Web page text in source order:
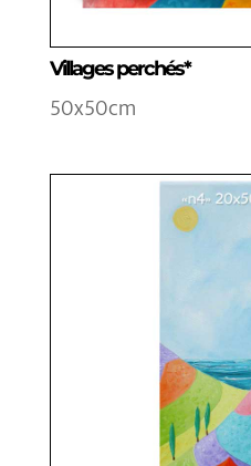
Villages perchés*
50x50cm